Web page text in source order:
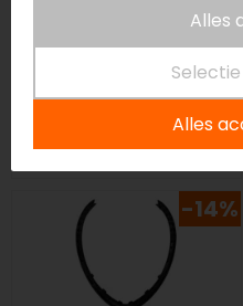
AGV LEGENDS HELMET
55,0051,99
-14%
Alles
Alles